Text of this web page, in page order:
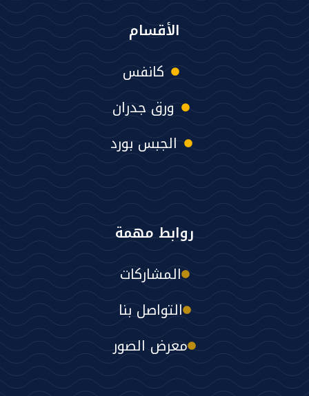
الأقسام
كانفس
ورق جدران
الجبس بورد
روابط مهمة
المشاركات
التواصل بنا
معرض الصور